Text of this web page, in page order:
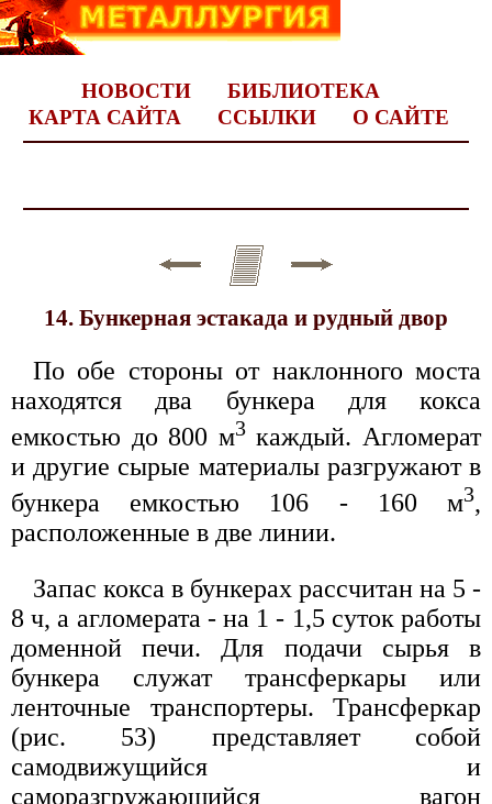
НОВОСТИ
БИБЛИОТЕКА
КАРТА САЙТА
ССЫЛКИ О САЙТЕ
14. Бункерная эстакада и рудный двор
По обе стороны от наклонного моста
находятся два бункера для кокса
емкостью до 800 м3каждый. Агломерат
и другие сырые материалы разгружают в
бункера емкостью 106 - 160 м3,
расположенные в две линии.
Запас кокса в бункерах рассчитан на 5 -
8 ч, а агломерата - на 1 - 1,5 суток работы
доменной печи. Для подачи сырья в
бункера служат трансферкары или
ленточные транспортеры. Трансферкар
(рис. 53) представляет собой
самодвижущийся и
саморазгружающийся вагон